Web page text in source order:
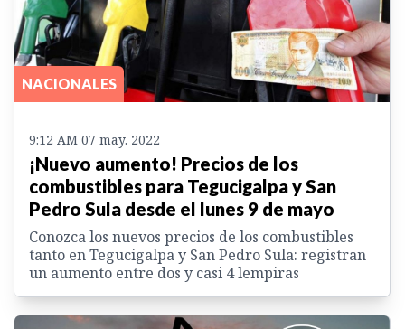
NACIONALES
9:12 AM 07 may. 2022
¡Nuevo aumento! Precios de los
combustibles para Tegucigalpa y San
Pedro Sula desde el lunes 9 de mayo
Conozca los nuevos precios de los combustibles
tanto en Tegucigalpa y San Pedro Sula: registran
un aumento entre dos y casi 4 lempiras